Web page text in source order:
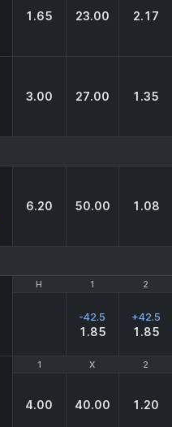
1.65 23.00 2.17
3.00 27.00 1.35
6.20 50.00 1.08
H 1 2
H 1 2
-42.5
1.85
+42.5
1.85
1 X 2
1 X 2
4.00 40.00 1.20